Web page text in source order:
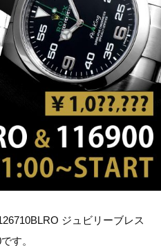
ジュビリーブレス
す。